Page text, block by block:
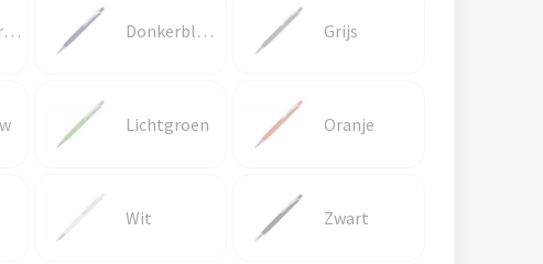
Donker Groen Donkerblauw Grijs
Lichtgroen Oranje
Wit Zwart